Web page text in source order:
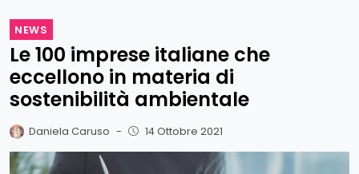
NEWS
Le 100 imprese italiane che
eccellono in materia di
sostenibilità ambientale
Daniela Caruso - 14 Ottobre 2021